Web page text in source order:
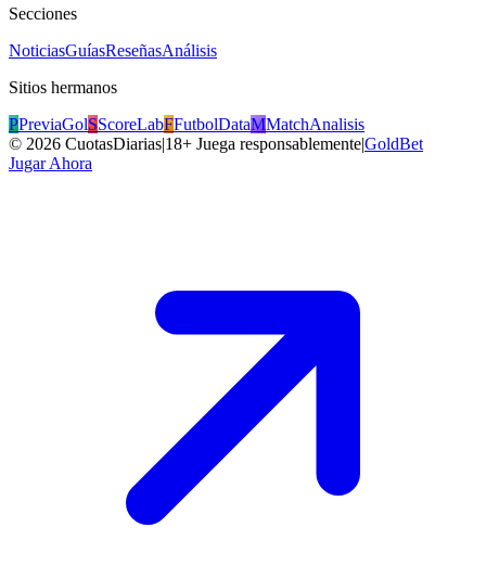
Secciones
NoticiasGuíasReseñasAnálisis
Sitios hermanos
PPreviaGolSScoreLabFFutbolDataMMatchAnalisis
© 2026 CuotasDiarias|18+ Juega responsablemente|GoldBet
Jugar Ahora